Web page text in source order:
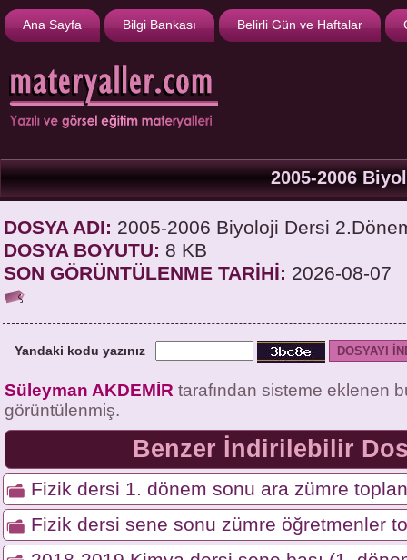
Ana Sayfa Bilgi Bankası Belirli Gün ve Haftalar
2005-2006
DOSYA ADI: 2005-2006 Biyoloji Dersi
DOSYA BOYUTU: 8 KB
SON GÖRÜNTÜLENME TARİHİ: 2026-08-07
Yandaki kodu yazınız
Süleyman AKDEMİR tarafından sisteme eklenen
görüntülenmiş.
Benzer İndirilebilir
Fizik dersi 1. dönem sonu ara zümre
Fizik dersi sene sonu zümre öğretmenler